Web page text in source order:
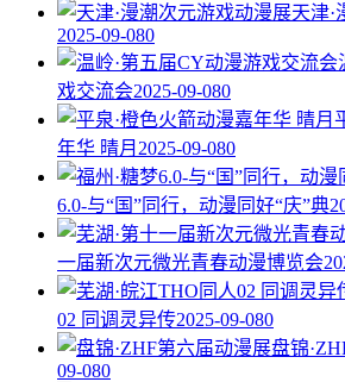
天津·
2025-09-080
戏交流会2025-09-080
年华 晴月 2025-09-080
6.0-与“国”同行，动漫同好“庆”典
一届新次元微光青春动漫博览会
02 同调灵异传2025-09-080
盘锦
09-080